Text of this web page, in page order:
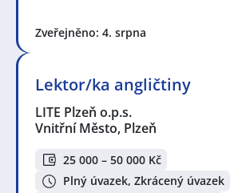
Zveřejněno: 4. srpna
Lektor/ka angličtiny
LITE Plzeň o.p.s.
Vnitřní Město, Plzeň
25 000 – 50 000 Kč
Plný úvazek, Zkrácený úvazek